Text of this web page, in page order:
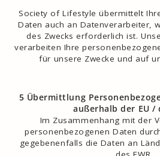
Society of Lifestyle übermittelt
Daten auch an Datenverarbeiter,
des Zwecks erforderlich ist.
verarbeiten Ihre
für unsere Zwecke und auf
5 Übermittlung
außerhalb der EU /
Im Zusammenhang mit der
personenbezogenen Daten
gegebenenfalls die Daten an